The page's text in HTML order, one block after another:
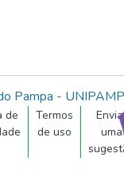
Pampa -
de
Termos
de uso
uma